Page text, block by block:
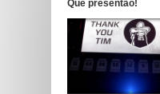
Que presentão!